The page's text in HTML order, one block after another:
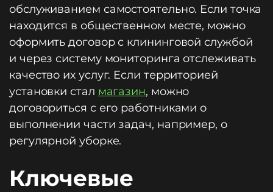
обслуживанием самостоятельно. Если точка
находится в общественном месте, можно
оформить договор с клининговой службой
и через систему мониторинга отслеживать
качество их услуг. Если территорией
установки стал магазин, можно
договориться с его работниками о
выполнении части задач, например, о
регулярной уборке.
Ключевые